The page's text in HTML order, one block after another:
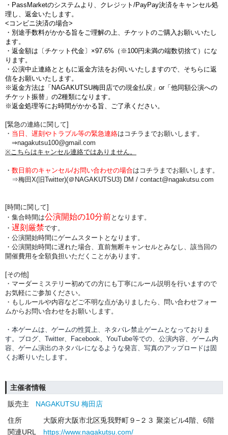
・PassMarketのシステムより、クレジット/PayPay決済をキャンセル処
理し、返金いたします。
<コンビニ決済の場合>
・別途手数料がかかる旨をご理解の上、チケットのご購入お願いいたし
ます。
・返金額は〔チケット代金〕×97.6%（※100円未満の端数切捨て）にな
ります。
・公演中止連絡とともに返金方法をお伺いいたしますので、そちらに返
信をお願いいたします。
※返金方法は「NAGAKUTSU梅田店での現金払戻」or「他同額公演への
チケット振替」の2種類になります。
※返金処理等にお時間がかかる旨、ご了承ください。
[緊急の連絡に関して]
・ 当日、遅刻やトラブル等の緊急連絡はコチラまでお願いします。
⇒nagakutsu100@gmail.com
※こちらはキャンセル連絡ではありません。
・ 数日前のキャンセル/お問い合わせの場合は コチラまでお願いします。
⇒梅田X(旧Twitter)(＠NAGAKUTSU3) DM / contact@nagakutsu.com
[時間に関して]
・集合時間は公演開始の10分前となります。
・ 遅刻厳禁です。
・公演開始時間にゲームスタートとなります。
・公演開始時間に遅れた場合、直前無断キャンセルとみなし、該当回の
開催費用を全額負担いただくことがあります。
[その他]
・マーダーミステリー初めての方にも丁寧にルール説明を行いますので
お気軽にご参加ください。
・もしルールや内容などご不明な点がありましたら、問い合わせフォー
ムからお問い合わせをお願いします。
・本ゲームは、ゲームの性質上、ネタバレ禁止ゲームとなっておりま
す。ブログ、Twitter、Facebook、YouTube等での、 公演内容、 ゲーム内
容、ゲーム演出のネタバレになるような発言、写真のアップロードは固
くお断りいたします。
主催者情報
販売主
NAGAKUTSU 梅田店
住所
大阪府大阪市北区兎我野町９−２３ 聚楽ビル4階、6階
関連URL
https://www.nagakutsu.com/